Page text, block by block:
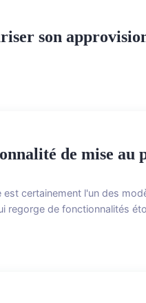
son
de mise au
certainement l'un des
regorge de fonctionnalités